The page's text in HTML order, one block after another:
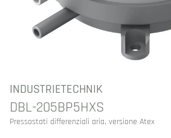
INDUSTRIETECHNIK
DBL-205BP5HXS
Pressostati differenziali aria, versione Atex